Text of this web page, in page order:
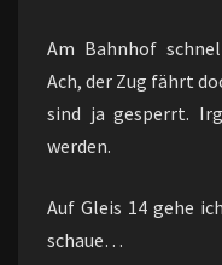
Am Bahnhof
Ach, der Zug fährt
sind ja gesperrt.
werden.
Auf Gleis 14 gehe
schaue…